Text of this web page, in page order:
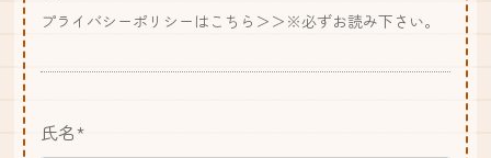
プライバシーポリシーはこちら＞＞ ※必ずお読み下さい。
氏名*